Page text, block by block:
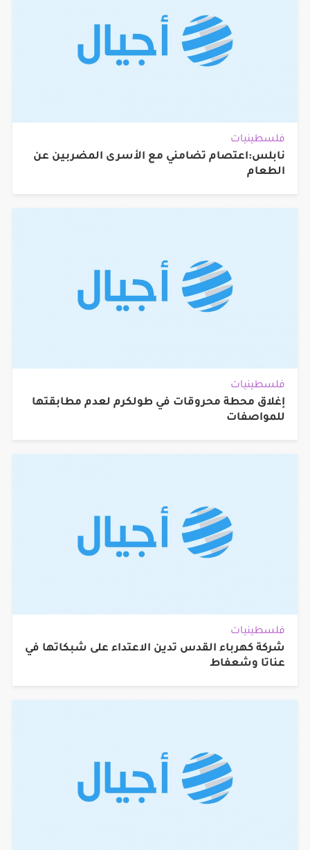
فلسطينيات
نابلس:اعتصام تضامني مع الأسرى المضربين عن
الطعام
فلسطينيات
إغلاق محطة محروقات في طولكرم لعدم مطابقتها
للمواصفات
فلسطينيات
شركة كهرباء القدس تدين الاعتداء على شبكاتها في
عناتا وشعفاط